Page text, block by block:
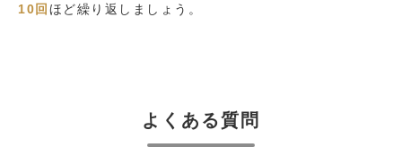
10回 ほど繰り返しましょう。
よくある質問